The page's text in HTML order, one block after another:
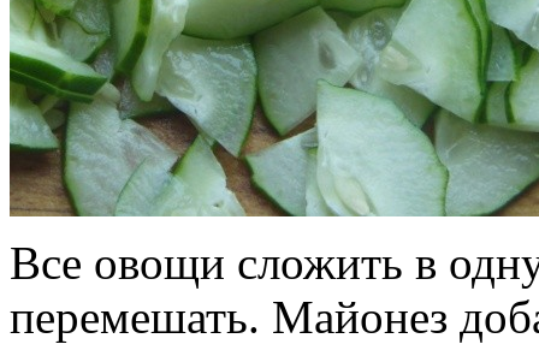
Все овощи сложить в
перемешать. Майонез